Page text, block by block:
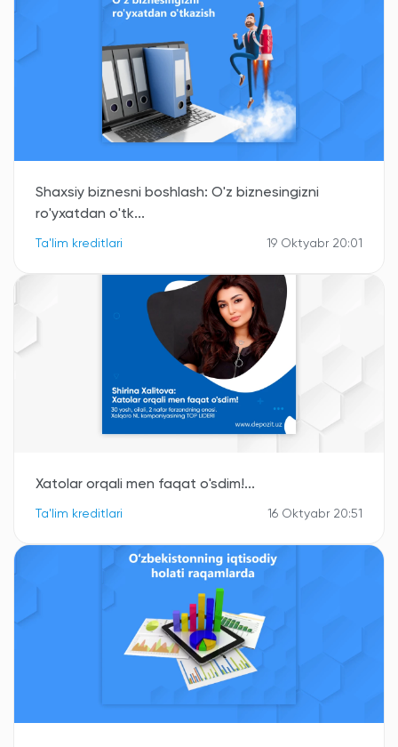
Shaxsiy biznesni boshlash: O'z biznesingizni
ro'yxatdan o'tk...
Ta'lim kreditlari 19 Oktyabr 20:01
Xatolar orqali men faqat o'sdim!...
Ta'lim kreditlari 16 Oktyabr 20:51